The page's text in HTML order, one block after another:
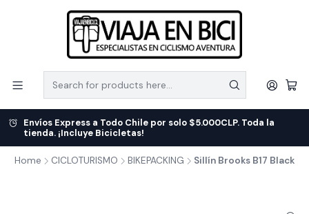
Envíos Express a Todo Chile por solo $5.000CLP. Toda la
tienda. ¡Incluye Bicicletas!
Home CICLOTURISMO BIKEPACKING Sillín Brooks B17 Black